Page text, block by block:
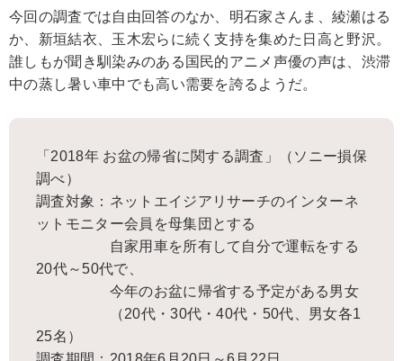
今回の調査では自由回答のなか、明石家さんま、綾瀬はる
か、新垣結衣、玉木宏らに続く支持を集めた日高と野沢。
誰しもが聞き馴染みのある国民的アニメ声優の声は、渋滞
中の蒸し暑い車中でも高い需要を誇るようだ。
「2018年 お盆の帰省に関する調査」（ソニー損保
調べ）
調査対象：ネットエイジアリサーチのインターネ
ットモニター会員を母集団とする
自家用車を所有して自分で運転をする
20代～50代で、
今年のお盆に帰省する予定がある男女
（20代・30代・40代・50代、男女各1
25名）